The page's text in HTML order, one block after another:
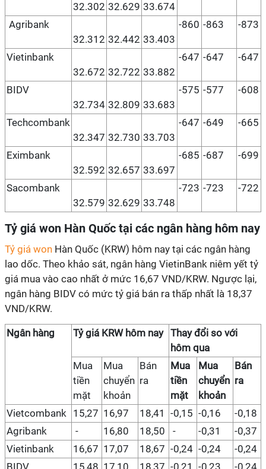
32.302 32.629 33.674
Agribank
32.312 32.442 33.403
-860 -863 -873
Vietinbank
32.672 32.722 33.882
-647 -647 -647
BIDV
32.734 32.809 33.683
-575 -577 -608
Techcombank
32.347 32.730 33.703
-647 -649 -665
Eximbank
32.592 32.657 33.697
-685 -687 -699
Sacombank
32.579 32.629 33.748
-723 -723 -722
Tỷ giá won Hàn Quốc tại các ngân hàng hôm nay
Tỷ giá won Hàn Quốc (KRW) hôm nay tại các ngân hàng
lao dốc. Theo khảo sát, ngân hàng VietinBank niêm yết tỷ
giá mua vào cao nhất ở mức 16,67 VND/KRW. Ngược lại,
ngân hàng BIDV có mức tỷ giá bán ra thấp nhất là 18,37
VND/KRW.
Ngân hàng Tỷ giá KRW hôm nay Thay đổi so với
hôm qua
Mua
tiền
mặt
Mua
chuyển
khoản
Bán
ra
Mua
tiền
mặt
Mua
chuyển
khoản
Bán
ra
Vietcombank 15,27 16,97 18,41 -0,15 -0,16
-0,18
Agribank
- 16,80 18,50 - -0,31
-0,37
Vietinbank
16,67 17,07 18,67 -0,24 -0,24
-0,24
BIDV
15,48 17,10 18,37 -0,21 -0,23 -0,24